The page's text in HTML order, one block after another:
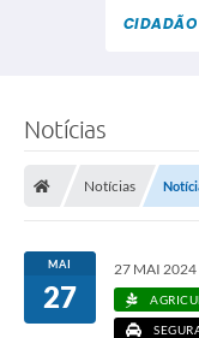
CIDADÃO
Notícias
Notícias
MAI
27
27 MAI 2024